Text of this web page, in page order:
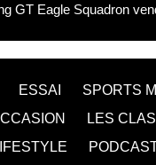
GT Eagle Squadron
ESSAI
SPORTS
LES